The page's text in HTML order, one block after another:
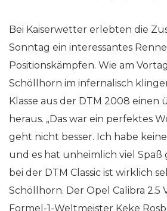
Bei Kaiserwetter erlebten die
Sonntag ein interessantes
Positionskämpfen. Wie am
Schöllhorn im infernalisch
Klasse aus der DTM 2008 einen
heraus. „Das war ein perfektes
geht nicht besser. Ich habe
und es hat unheimlich viel Spaß
bei der DTM Classic ist wirklich
Schöllhorn. Der Opel Calibra 2.5
Formel-1-Weltmeister Keke